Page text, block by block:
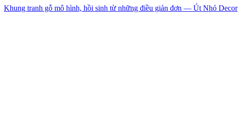
Khung tranh gỗ mô hình, hồi sinh từ những điều giản đơn — Út Nhỏ Decor